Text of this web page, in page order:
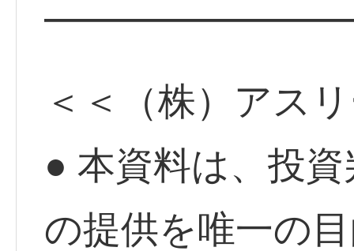
＜＜（株）アス
● 本資料は、投
の提供を唯一の